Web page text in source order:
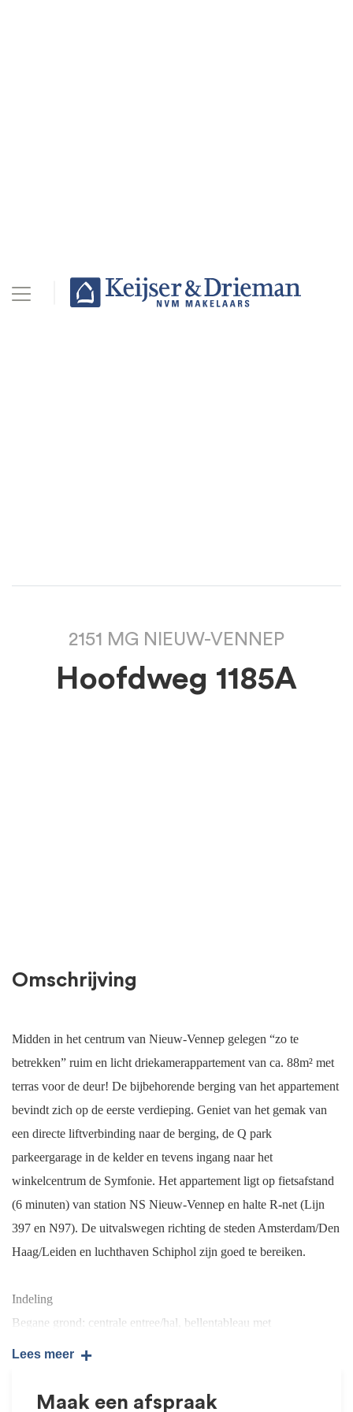
2151 MG NIEUW-VENNEP
Hoofdweg 1185A
Omschrijving
Midden in het centrum van Nieuw-Vennep gelegen “zo te
betrekken” ruim en licht driekamerappartement van ca. 88m² met
terras voor de deur! De bijbehorende berging van het appartement
bevindt zich op de eerste verdieping. Geniet van het gemak van
een directe liftverbinding naar de berging, de Q park
parkeergarage in de kelder en tevens ingang naar het
winkelcentrum de Symfonie. Het appartement ligt op fietsafstand
(6 minuten) van station NS Nieuw-Vennep en halte R-net (Lijn
397 en N97). De uitvalswegen richting de steden Amsterdam/Den
Haag/Leiden en luchthaven Schiphol zijn goed te bereiken.
Indeling
Begane grond: centrale entree/hal, bellentableau met
brievenbussen en lift.
Eerste verdieping: op deze verdieping zijn de bergingen
Lees meer +
Maak een afspraak